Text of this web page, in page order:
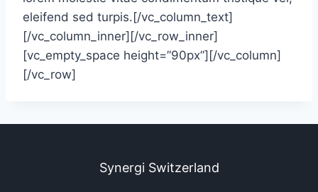
eleifend sed turpis.[/vc_column_text]
[/vc_column_inner][/vc_row_inner]
[vc_empty_space height=”90px”][/vc_column]
[/vc_row]
Synergi Switzerland